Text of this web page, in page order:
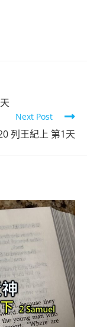
Next Post
列王紀上 第1天